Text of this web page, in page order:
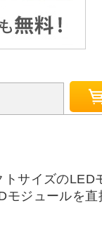
サイズのLED
ジュールを